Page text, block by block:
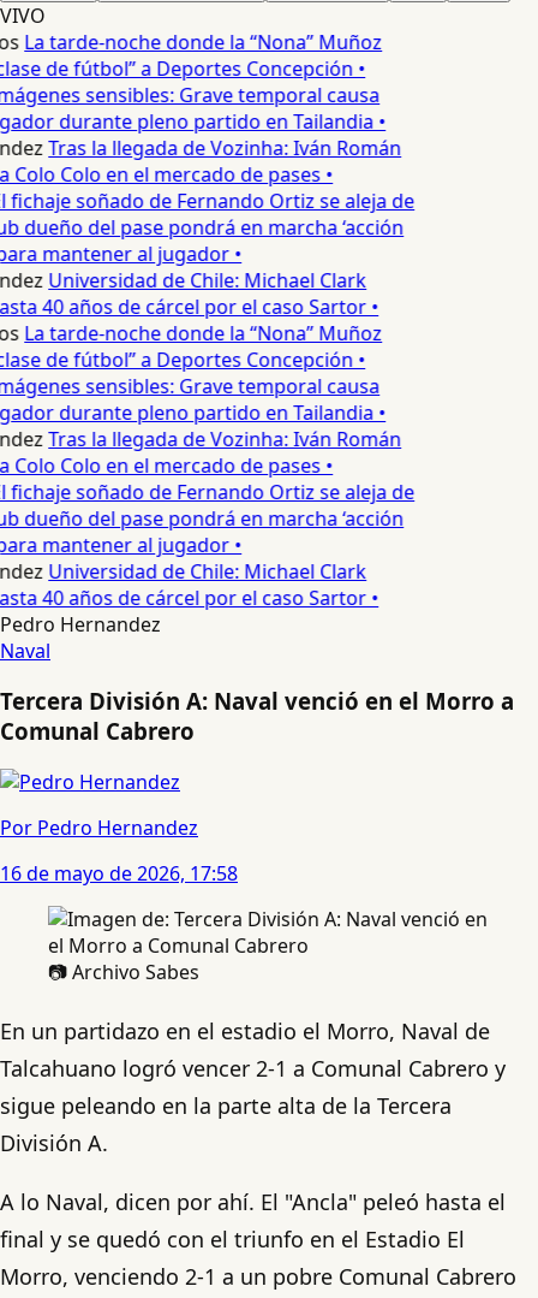
VIVO
La tarde-noche donde la “Nona” Muñoz
de fútbol” a Deportes Concepción •
sensibles: Grave temporal causa
durante pleno partido en Tailandia •
Tras la llegada de Vozinha: Iván Román
Colo en el mercado de pases •
fichaje soñado de Fernando Ortiz se aleja de
dueño del pase pondrá en marcha ‘acción
mantener al jugador •
Universidad de Chile: Michael Clark
40 años de cárcel por el caso Sartor •
La tarde-noche donde la “Nona” Muñoz
de fútbol” a Deportes Concepción •
sensibles: Grave temporal causa
durante pleno partido en Tailandia •
Tras la llegada de Vozinha: Iván Román
Colo en el mercado de pases •
fichaje soñado de Fernando Ortiz se aleja de
dueño del pase pondrá en marcha ‘acción
mantener al jugador •
Universidad de Chile: Michael Clark
40 años de cárcel por el caso Sartor •
Pedro Hernandez
Naval
Tercera División A: Naval venció en el Morro a
Comunal Cabrero
Por Pedro Hernandez
16 de mayo de 2026, 17:58
📷 Archivo Sabes
En un partidazo en el estadio el Morro, Naval de
Talcahuano logró vencer 2-1 a Comunal Cabrero y
sigue peleando en la parte alta de la Tercera
División A.
A lo Naval, dicen por ahí. El "Ancla" peleó hasta el
final y se quedó con el triunfo en el Estadio El
Morro, venciendo 2-1 a un pobre Comunal Cabrero